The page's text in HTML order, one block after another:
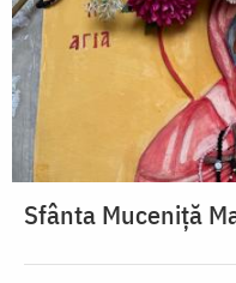
Sfânta Muceniță